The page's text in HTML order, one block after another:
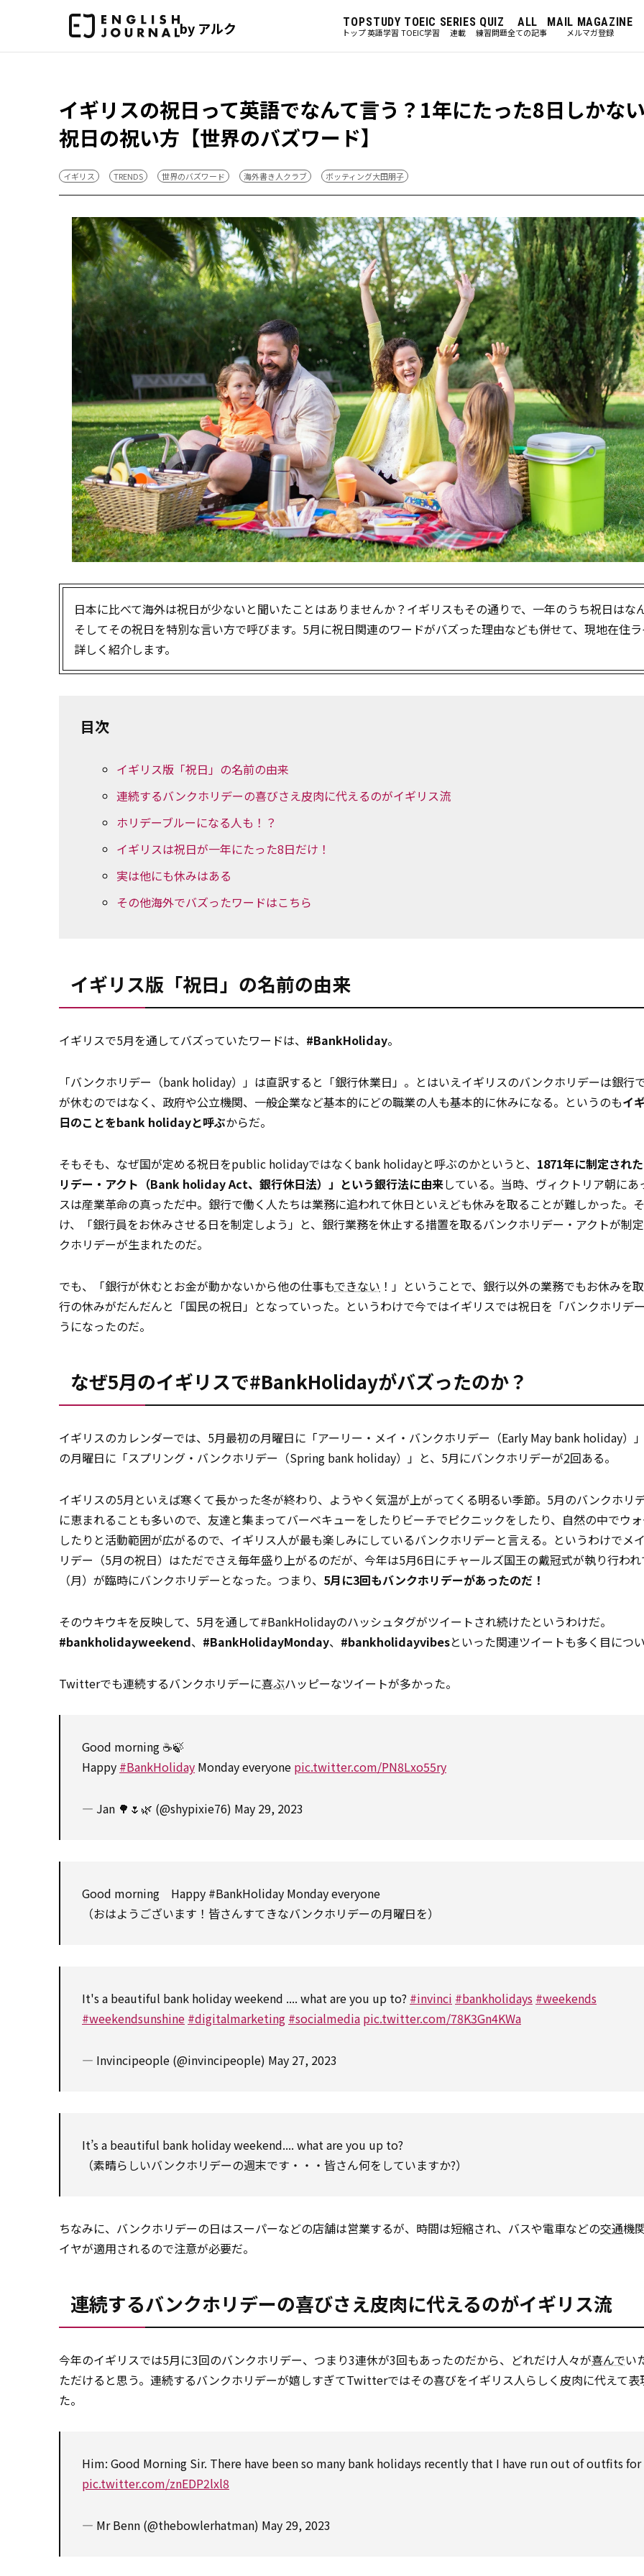
by アルク TOP
トップ
STUDY
英語学習
TOEIC
TOEIC学習
SERIES
連載
QUIZ
練習問題
ALL
全ての記事
MAIL MAGAZINE
メルマガ登録
イギリスの祝日って英語でなんて言う？1年にたった8日しかな
祝日の祝い方【世界のバズワード】
イギリス TRENDS 世界のバズワード 海外書き人クラブ ボッティング大田朋子
日本に比べて海外は祝日が少ないと聞いたことはありませんか？イギリスもその通りで、一年のうち祝日はな
そしてその祝日を特別な言い方で呼びます。5月に祝日関連のワードがバズった理由なども併せて、現地在住
詳しく紹介します。
目次
イギリス版「祝日」の名前の由来
連続するバンクホリデーの喜びさえ皮肉に代えるのがイギリス流
ホリデーブルーになる人も！？
イギリスは祝日が一年にたった8日だけ！
実は他にも休みはある
その他海外でバズったワードはこちら
イギリス版「祝日」の名前の由来
イギリスで5月を通してバズっていたワードは、 #BankHoliday。
「バンクホリデー（bank holiday）」は直訳すると「銀行休業日」。とはいえイギリスのバンクホリデーは銀行
が休むのではなく、政府や公立機関、一般企業など基本的にどの職業の人も基本的に休みになる。というのもイ
日のことをbank holidayと呼ぶからだ。
そもそも、なぜ国が定める祝日をpublic holidayではなくbank holidayと呼ぶのかというと、 1871年に制定され
リデー・アクト（Bank holiday Act、銀行休日法）」という銀行法に由来している。当時、ヴィクトリア朝にあ
スは産業革命の真っただ中。銀行で働く人たちは業務に追われて休日といえども休みを取ることが難しかった。
け、「銀行員をお休みさせる日を制定しよう」と、銀行業務を休止する措置を取るバンクホリデー・アクトが制
クホリデーが生まれたのだ。
でも、「銀行が休むとお金が動かないから他の仕事もできない ！」ということで、銀行以外の業務でもお休みを
行の休みがだんだんと「国民の祝日」となっていった。というわけで今ではイギリスでは祝日を「バンクホリデ
うになったのだ。
なぜ5月のイギリスで#BankHolidayがバズったのか？
イギリスのカレンダーでは、5月最初の月曜日に「アーリー・メイ・バンクホリデー（Early May bank holiday）
の月曜日に「スプリング・バンクホリデー（Spring bank holiday）」と、5月にバンクホリデーが2回ある。
イギリスの5月といえば寒くて長かった冬が終わり、ようやく気温が上がってくる明るい季節。5月のバンクホリ
に恵まれることも多いので、友達と集まってバーベキューをしたりビーチでピクニックをしたり、自然の中でウ
したりと活動範囲が広がるので、イギリス人が最も楽しみにしているバンクホリデーと言える。というわけでメ
リデー（5月の祝日）はただでさえ毎年盛り上がるのだが、今年は5月6日にチャールズ国王の戴冠式が執り行わ
（月）が臨時にバンクホリデーとなった。つまり、 5月に3回もバンクホリデーがあったのだ！
そのウキウキを反映して、5月を通して#BankHolidayのハッシュタグがツイートされ続けたというわけだ。
#bankholidayweekend、 #BankHolidayMonday、 #bankholidayvibesといった関連ツイートも多く目につ
Twitterでも連続するバンクホリデーに喜ぶハッピーなツイートが多かった。
Good morning ☕️🍃
Happy #BankHoliday Monday everyone pic.twitter.com/PN8Lxo55ry
— Jan 🌳🌷🌿 (@shypixie76) May 29, 2023
Good morning Happy #BankHoliday Monday everyone
（おはようございます！皆さんすてきなバンクホリデーの月曜日を）
It's a beautiful bank holiday weekend .... what are you up to? #invinci #bankholidays #weekends
#weekendsunshine #digitalmarketing #socialmedia pic.twitter.com/78K3Gn4KWa
— Invincipeople (@invincipeople) May 27, 2023
It’s a beautiful bank holiday weekend.... what are you up to?
（素晴らしいバンクホリデーの週末です・・・皆さん何をしていますか?）
ちなみに、バンクホリデーの日はスーパーなどの店舗は営業するが、時間は短縮され、バスや電車などの交通機
イヤが適用されるので注意が必要だ。
連続するバンクホリデーの喜びさえ皮肉に代えるのがイギリス流
今年のイギリスでは5月に3回のバンクホリデー、つまり3連休が3回もあったのだから、どれだけ人々が喜んでい
ただけると思う。連続するバンクホリデーが嬉しすぎてTwitterではその喜びをイギリス人らしく皮肉に代えて表
た。
Him: Good Morning Sir. There have been so many bank holidays recently that I have run out of outfits
pic.twitter.com/znEDP2lxl8
— Mr Benn (@thebowlerhatman) May 29, 2023